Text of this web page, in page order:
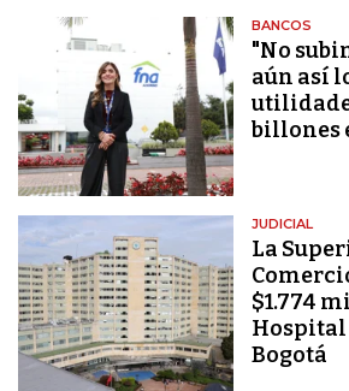
BANCOS
"No
aún así
billones
JUDICIAL
La
$1.774
Bogotá